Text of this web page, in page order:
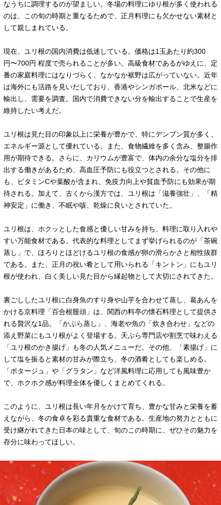
なうちに調理するのが望ましい。冬場の料理にゆり根が多く使われる
のは、この旬の時期と重なるためで、正月料理にも欠かせない素材と
して親しまれている。
現在、ユリ根の国内消費は低迷している。価格は1玉あたり約300
円〜700円 程度で売られることが多い。高級食材であるがゆえに、定
番の家庭料理にはなりづらく、なかなか裾野は広がっていない。近年
は海外にも活路を見いだしており、香港やシンガポール、北米などに
輸出し、需要を調査。国内で消費できない分を輸出することで生産を
維持したい考えだ。
ユリ根は見た目の印象以上に栄養が豊かで、特にデンプン質が多く、
エネルギー源として優れている。また、食物繊維を多く含み、整腸作
用が期待できる。さらに、カリウムが豊富で、体内の余分な塩分を排
出する働きがあるため、高血圧予防にも役立つとされる。その他に
も、ビタミンCや葉酸が含まれ、免疫力向上や貧血予防にも効果が期
待される。加えて、古くから漢方では、ユリ根は「滋養強壮」、「精
神安定」に働き、不眠や咳、乾燥に良いとされていた。
ユリ根は、ホクッとした食感と優しい甘みを持ち、料理に取り入れや
すい万能食材である。代表的な料理としてまず挙げられるのが「茶碗
蒸し」で、ほろりとほどけるユリ根の食感が卵の滑らかさと相性抜群
である。また、正月の祝い肴として用いられる「キントン」にもユリ
根が使われ、白く美しい見た目から縁起物として大切にされてきた。
裏ごししたユリ根に白身魚のすり身や山芋を合わせて蒸し、葛あんを
かける京料理「百合根饅頭」は、関西の料亭の懐石料理として提供さ
れる贅沢な1品。「かぶら蒸し」、海老や魚の「炊き合わせ」などの
添え野菜にもユリ根がよく登場する。天ぷら専門店や割烹で味わえる
「ユリ根のかき揚げ」も冬の人気メニューだ。その他、「素揚げ」に
して塩を振ると素材の甘みが際立ち、冬の酒肴としても楽しめる。
「ポタージュ」や「グラタン」など洋風料理に応用しても風味豊か
で、ホクホク感が料理全体を優しくまとめてくれる。
このように、ユリ根は長い年月をかけて育ち、豊かな甘みと栄養を蓄
えながら、冬の食卓を彩る貴重な食材である。生産地の努力とともに
受け継がれてきた日本の味として、旬のこの時期に、ぜひその魅力を
存分に味わってほしい。